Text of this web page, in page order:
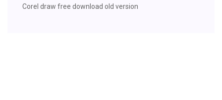
Corel draw free download old version